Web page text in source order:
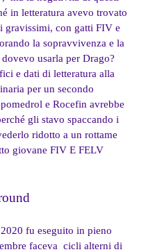
in letteratura avevo trovato
gravissimi, con gatti FIV e
la sopravvivenza e la
usarla per Drago?
e dati di letteratura alla
per un secondo
e Rocefin avrebbe
gli stavo spaccando i
ridotto a un rottame
giovane FIV E FELV
fu eseguito in pieno
faceva cicli alterni di